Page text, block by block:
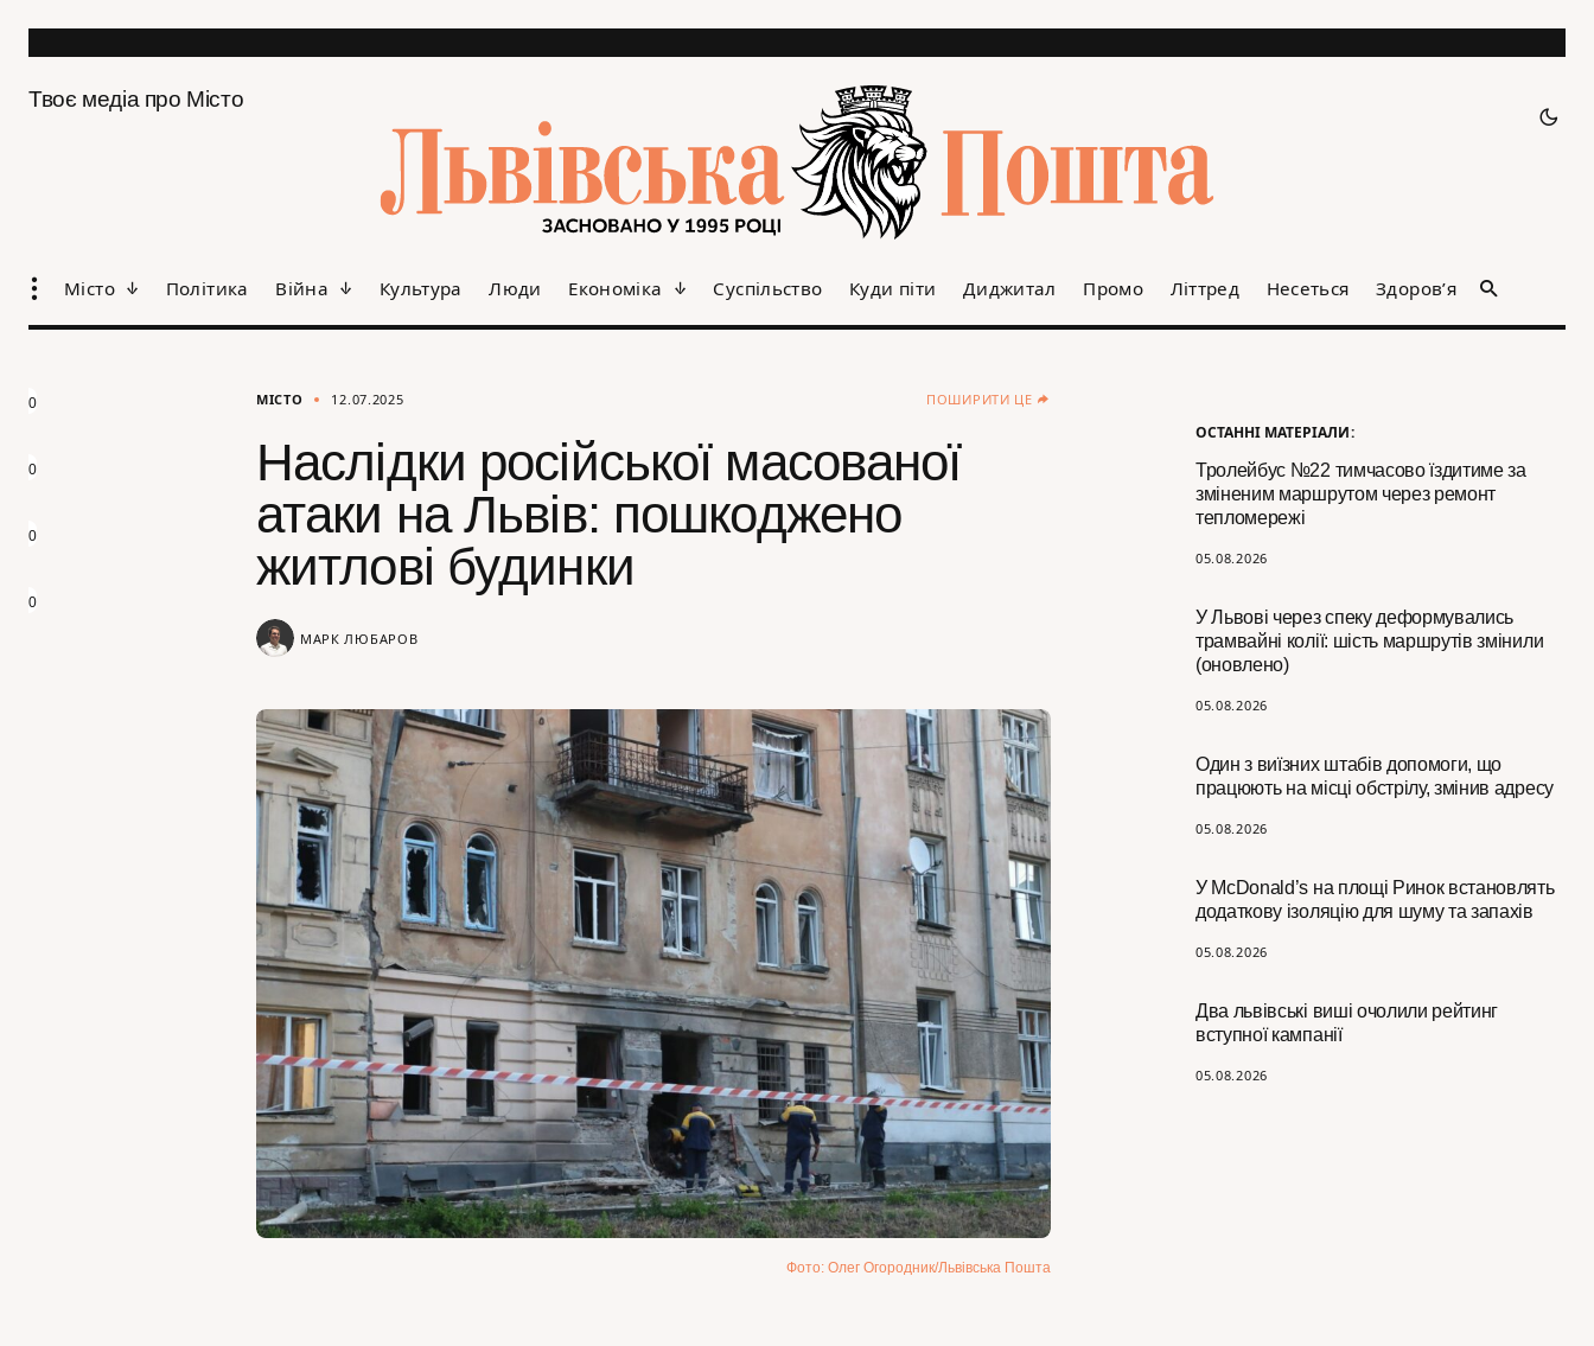
Твоє медіа про Місто
Місто Політика Війна Культура Люди Економіка Суспільство Куди піти Диджитал Промо Літтред Несеться Здоров’я
ОСТАННІ МАТЕРІАЛИ:
Тролейбус №22 тимчасово їздитиме за
зміненим маршрутом через ремонт
тепломережі
05.08.2026
У Львові через спеку деформувались
трамвайні колії: шість маршрутів змінили
(оновлено)
05.08.2026
Один з виїзних штабів допомоги, що
працюють на місці обстрілу, змінив адресу
05.08.2026
У McDonald’s на площі Ринок встановлять
додаткову ізоляцію для шуму та запахів
05.08.2026
Два львівські виші очолили рейтинг
вступної кампанії
05.08.2026
МІСТО 12.07.2025 ПОШИРИТИ ЦЕ
Наслідки російської масованої
атаки на Львів: пошкоджено
житлові будинки
МАРК ЛЮБАРОВ
Фото: Олег Огородник/Львівська Пошта
0
0
0
0